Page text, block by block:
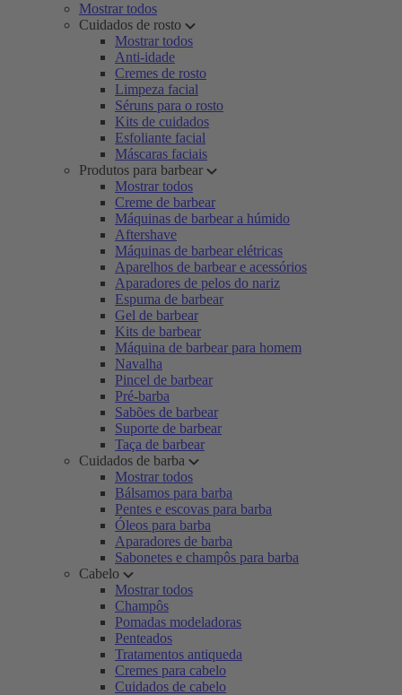
Mostrar todos
Cuidados de rosto
Mostrar todos
Anti-idade
Cremes de rosto
Limpeza facial
Séruns para o rosto
Kits de cuidados
Esfoliante facial
Máscaras faciais
Produtos para barbear
Mostrar todos
Creme de barbear
Máquinas de barbear a húmido
Aftershave
Máquinas de barbear elétricas
Aparelhos de barbear e acessórios
Aparadores de pelos do nariz
Espuma de barbear
Gel de barbear
Kits de barbear
Máquina de barbear para homem
Navalha
Pincel de barbear
Pré-barba
Sabões de barbear
Suporte de barbear
Taça de barbear
Cuidados de barba
Mostrar todos
Bálsamos para barba
Pentes e escovas para barba
Óleos para barba
Aparadores de barba
Sabonetes e champôs para barba
Cabelo
Mostrar todos
Champôs
Pomadas modeladoras
Penteados
Tratamentos antiqueda
Cremes para cabelo
Cuidados de cabelo